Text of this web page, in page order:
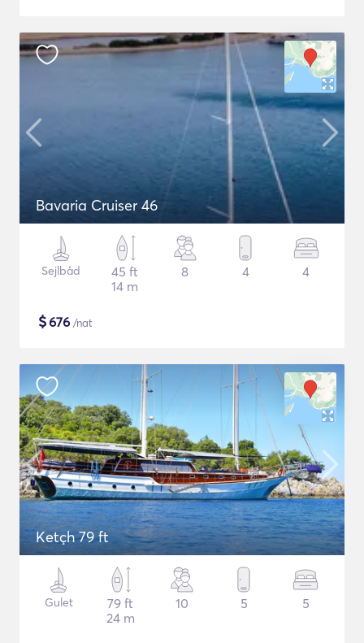
Bavaria Cruiser 46
Sejlbåd
45 ft
14 m
8 4 4
$676 /nat
Ketçh 79 ft
Gulet
79 ft
24 m
10 5 5